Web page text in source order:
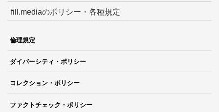
fill.mediaのポリシー・各種規定
倫理規定
ダイバーシティ・ポリシー
コレクション・ポリシー
ファクトチェック・ポリシー